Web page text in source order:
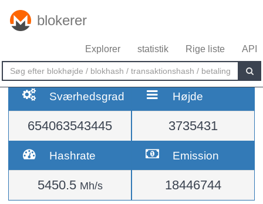
blokerer
Explorer statistik Rige liste API
Sværhedsgrad
654063543445
Højde
3735431
Hashrate
5450.5 Mh/s
Emission
18446744